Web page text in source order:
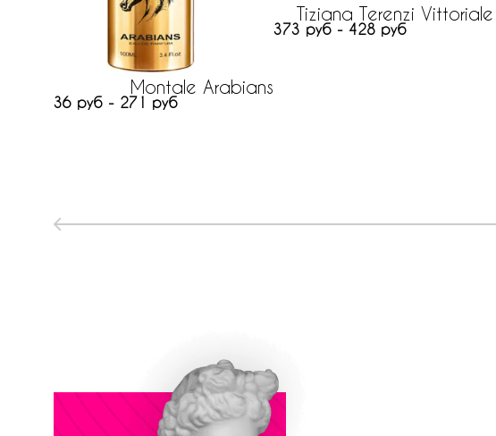
Montale Arabians
36 руб - 271 руб
Tiziana Terenzi Vittoriale
373 руб - 428 руб